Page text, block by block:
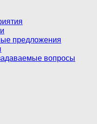
предложения
вопросы